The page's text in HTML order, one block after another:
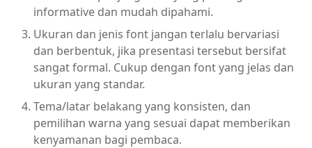
informative dan mudah dipahami.
Ukuran dan jenis font jangan terlalu bervariasi
dan berbentuk, jika presentasi tersebut bersifat
sangat formal. Cukup dengan font yang jelas dan
ukuran yang standar.
Tema/latar belakang yang konsisten, dan
pemilihan warna yang sesuai dapat memberikan
kenyamanan bagi pembaca.